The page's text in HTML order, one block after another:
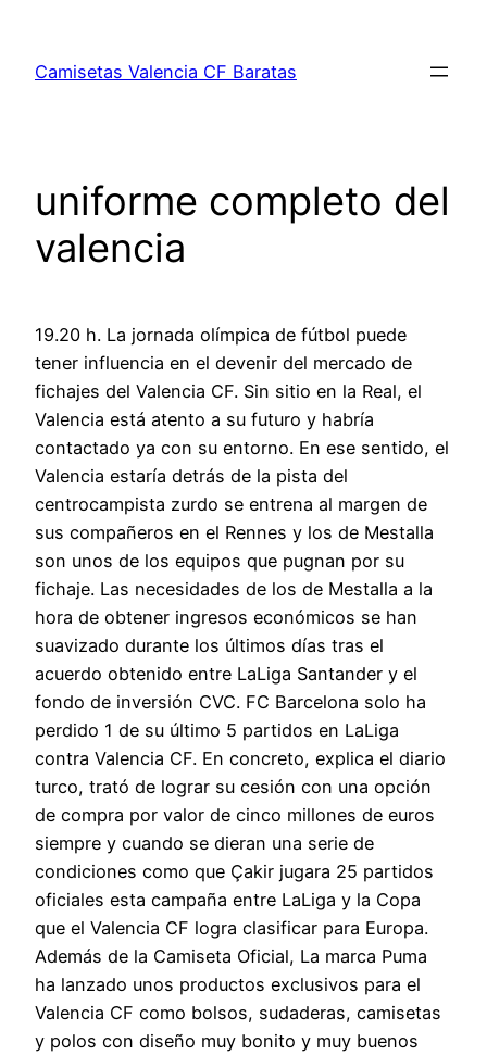
contenido
Camisetas Valencia CF Baratas
uniforme completo del
valencia
19.20 h. La jornada olímpica de fútbol puede
tener influencia en el devenir del mercado de
fichajes del Valencia CF. Sin sitio en la Real, el
Valencia está atento a su futuro y habría
contactado ya con su entorno. En ese sentido, el
Valencia estaría detrás de la pista del
centrocampista zurdo se entrena al margen de
sus compañeros en el Rennes y los de Mestalla
son unos de los equipos que pugnan por su
fichaje. Las necesidades de los de Mestalla a la
hora de obtener ingresos económicos se han
suavizado durante los últimos días tras el
acuerdo obtenido entre LaLiga Santander y el
fondo de inversión CVC. FC Barcelona solo ha
perdido 1 de su último 5 partidos en LaLiga
contra Valencia CF. En concreto, explica el diario
turco, trató de lograr su cesión con una opción
de compra por valor de cinco millones de euros
siempre y cuando se dieran una serie de
condiciones como que Çakir jugara 25 partidos
oficiales esta campaña entre LaLiga y la Copa
que el Valencia CF logra clasificar para Europa.
Además de la Camiseta Oficial, La marca Puma
ha lanzado unos productos exclusivos para el
Valencia CF como bolsos, sudaderas, camisetas
y polos con diseño muy bonito y muy buenos